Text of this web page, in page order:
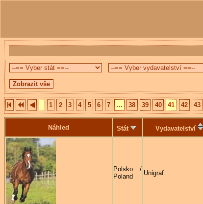
1 2 3 4 5 6 7 ... 38 39 40 41 42 43
Náhled Stát Vydavatelství
Polsko /
Poland
Unigraf